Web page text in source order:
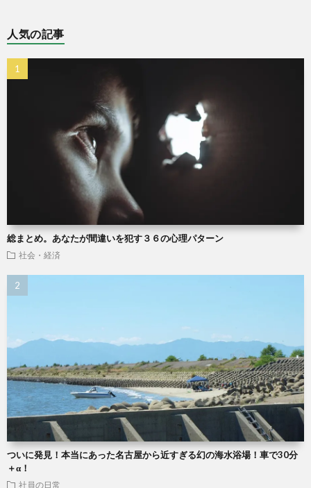
人気の記事
総まとめ。あなたが間違いを犯す３６の心理パターン
社会・経済
ついに発見！本当にあった名古屋から近すぎる幻の海水浴場！車で30分
＋α！
社員の日常